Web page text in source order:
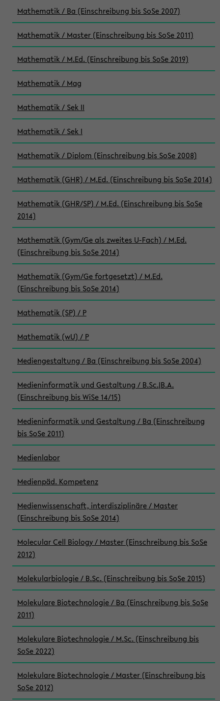
Mathematik / Ba (Einschreibung bis SoSe 2007)
Mathematik / Master (Einschreibung bis SoSe 2011)
Mathematik / M.Ed. (Einschreibung bis SoSe 2019)
Mathematik / Mag
Mathematik / Sek II
Mathematik / Sek I
Mathematik / Diplom (Einschreibung bis SoSe 2008)
Mathematik (GHR) / M.Ed. (Einschreibung bis SoSe 2014)
Mathematik (GHR/SP) / M.Ed. (Einschreibung bis SoSe
2014)
Mathematik (Gym/Ge als zweites U-Fach) / M.Ed.
(Einschreibung bis SoSe 2014)
Mathematik (Gym/Ge fortgesetzt) / M.Ed.
(Einschreibung bis SoSe 2014)
Mathematik (SP) / P
Mathematik (wU) / P
Mediengestaltung / Ba (Einschreibung bis SoSe 2004)
Medieninformatik und Gestaltung / B.Sc.|B.A.
(Einschreibung bis WiSe 14/15)
Medieninformatik und Gestaltung / Ba (Einschreibung
bis SoSe 2011)
Medienlabor
Medienpäd. Kompetenz
Medienwissenschaft, interdisziplinäre / Master
(Einschreibung bis SoSe 2014)
Molecular Cell Biology / Master (Einschreibung bis SoSe
2012)
Molekularbiologie / B.Sc. (Einschreibung bis SoSe 2015)
Molekulare Biotechnologie / Ba (Einschreibung bis SoSe
2011)
Molekulare Biotechnologie / M.Sc. (Einschreibung bis
SoSe 2022)
Molekulare Biotechnologie / Master (Einschreibung bis
SoSe 2012)